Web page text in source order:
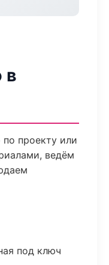
в
по проекту или
ведём
под ключ